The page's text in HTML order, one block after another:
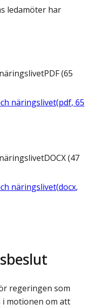
ledamöter har
PDF(65
näringslivet(pdf, 65
DOCX(47
näringslivet(docx,
regeringen som
i motionen om att